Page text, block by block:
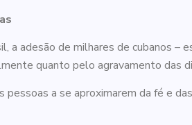
a adesão de milhares de cubanos
quanto pelo agravamento das
pessoas a se aproximarem da fé e